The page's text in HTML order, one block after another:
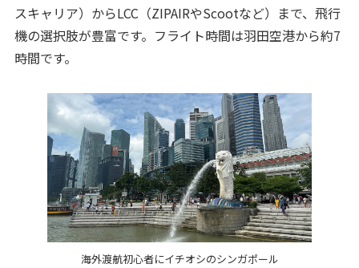
スキャリア）からLCC（ZIPAIRやScootなど）まで、飛行
機の選択肢が豊富です。フライト時間は羽田空港から約7
時間です。
海外渡航初心者にイチオシのシンガポール